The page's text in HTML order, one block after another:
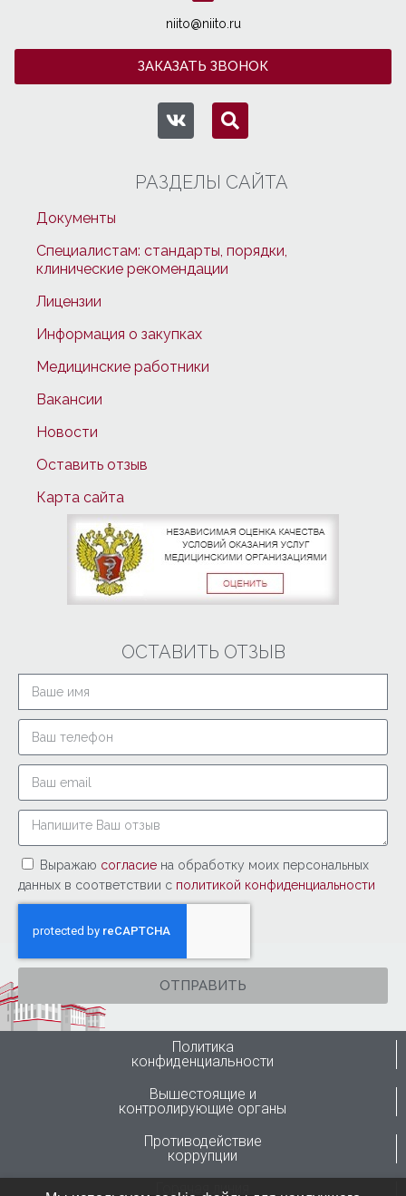
niito@niito.ru
ЗАКАЗАТЬ ЗВОНОК
РАЗДЕЛЫ САЙТА
Документы
Специалистам: стандарты, порядки,
клинические рекомендации
Лицензии
Информация о закупках
Медицинские работники
Вакансии
Новости
Оставить отзыв
Карта сайта
ОСТАВИТЬ ОТЗЫВ
Выражаю согласие на обработку моих персональных
данных в соответствии с политикой конфиденциальности
ОТПРАВИТЬ
Политика
конфиденциальности
Вышестоящие и
контролирующие органы
Противодействие
коррупции
Горячая линия